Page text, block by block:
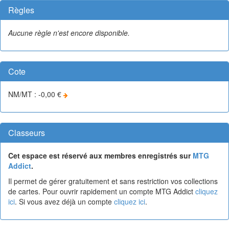
Règles
Aucune règle n'est encore disponible.
Cote
NM/MT : -0,00 €
Classeurs
Cet espace est réservé aux membres enregistrés sur MTG
Addict.
Il permet de gérer gratuitement et sans restriction vos collections
de cartes. Pour ouvrir rapidement un compte MTG Addict cliquez
ici. Si vous avez déjà un compte cliquez ici.